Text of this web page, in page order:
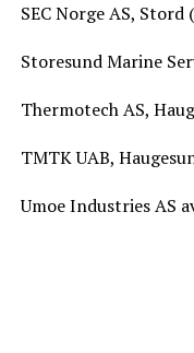
SEC Norge AS, Stord
Storesund Marine
Thermotech AS,
TMTK UAB,
Umoe Industries AS